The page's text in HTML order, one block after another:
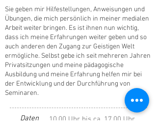
Sie geben mir Hilfestellungen, Anweisungen und
Übungen, die mich persönlich in meiner medialen
Arbeit weiter bringen. Es ist ihnen nun wichtig,
dass ich meine Erfahrungen weiter geben und so
auch anderen den Zugang zur Geistigen Welt
ermögliche. Selbst gebe ich seit mehreren Jahren
Privatsitzungen und meine pädagogische
Ausbildung und meine Erfahrung helfen mir bei
der Entwicklung und der Durchführung von
Seminaren.
Daten
10.00 Uhr bis ca. 17.00 Uhr